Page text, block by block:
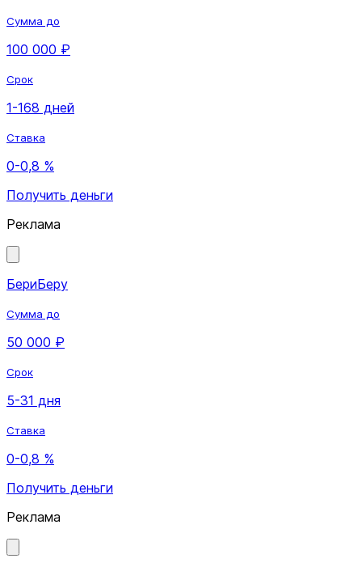
Сумма до
100 000 ₽
Срок
1-168 дней
Ставка
0-0,8 %
Получить деньги
Реклама
БериБеру
Сумма до
50 000 ₽
Срок
5-31 дня
Ставка
0-0,8 %
Получить деньги
Реклама